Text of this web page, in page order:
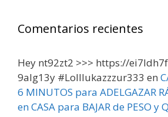
Comentarios recientes
Hey nt92zt2 >>> https://
9alg13y #Lolllukazzzur333 en
6 MINUTOS para ADELGAZAR
en CASA para BAJAR de PESO y